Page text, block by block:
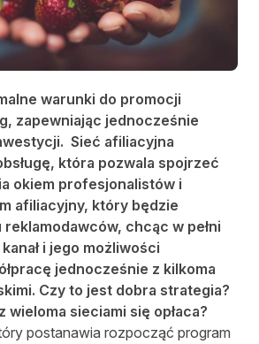
warunki do promocji
zapewniając jednocześnie
Sieć afiliacyjna
która pozwala spojrzeć
okiem profesjonalistów i
afiliacyjny, który będzie
chcąc w pełni
i jego możliwości
jednocześnie z kilkoma
Czy to jest dobra strategia?
wieloma sieciami się opłaca?
postanawia rozpocząć program